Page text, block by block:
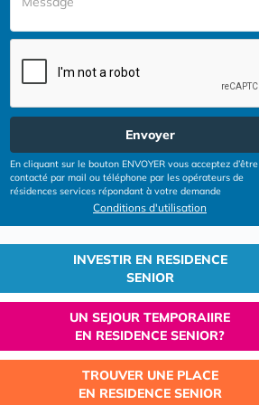
Envoyer
En cliquant sur le bouton ENVOYER vous acceptez d’être
contacté par mail ou téléphone par les opérateurs de
résidences services répondant à votre demande
Conditions d'utilisation
INVESTIR EN RESIDENCE
SENIOR
UN SEJOUR TEMPORAIIRE
EN RESIDENCE SENIOR?
TROUVER UNE PLACE
EN RESIDENCE SENIOR